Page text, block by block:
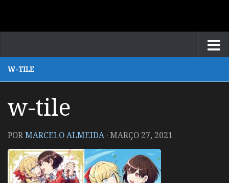
W-TILE
w-tile
PORMARCELO ALMEIDA ·MARÇO 27, 2021